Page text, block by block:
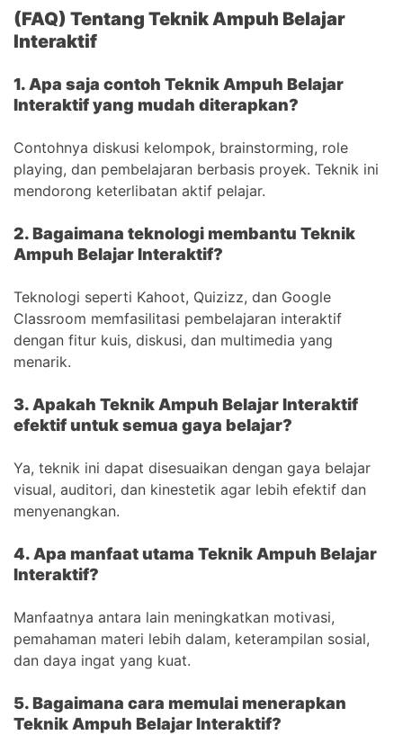
(FAQ) Tentang Teknik Ampuh Belajar
Interaktif
1. Apa saja contoh Teknik Ampuh Belajar
Interaktif yang mudah diterapkan?
Contohnya diskusi kelompok, brainstorming, role
playing, dan pembelajaran berbasis proyek. Teknik ini
mendorong keterlibatan aktif pelajar.
2. Bagaimana teknologi membantu Teknik
Ampuh Belajar Interaktif?
Teknologi seperti Kahoot, Quizizz, dan Google
Classroom memfasilitasi pembelajaran interaktif
dengan fitur kuis, diskusi, dan multimedia yang
menarik.
3. Apakah Teknik Ampuh Belajar Interaktif
efektif untuk semua gaya belajar?
Ya, teknik ini dapat disesuaikan dengan gaya belajar
visual, auditori, dan kinestetik agar lebih efektif dan
menyenangkan.
4. Apa manfaat utama Teknik Ampuh Belajar
Interaktif?
Manfaatnya antara lain meningkatkan motivasi,
pemahaman materi lebih dalam, keterampilan sosial,
dan daya ingat yang kuat.
5. Bagaimana cara memulai menerapkan
Teknik Ampuh Belajar Interaktif?